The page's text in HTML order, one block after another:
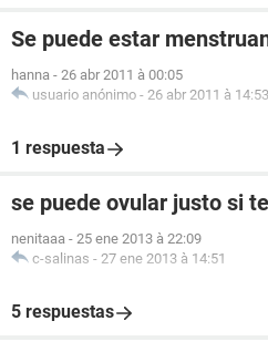
Se puede estar
hanna - 26 abr 2011 à 00:05
usuario anónimo - 26 abr 2011 à 14:53
1 respuesta
se puede ovular justo si
nenitaaa - 25 ene 2013 à 22:09
c-salinas - 27 ene 2013 à 14:51
5 respuestas